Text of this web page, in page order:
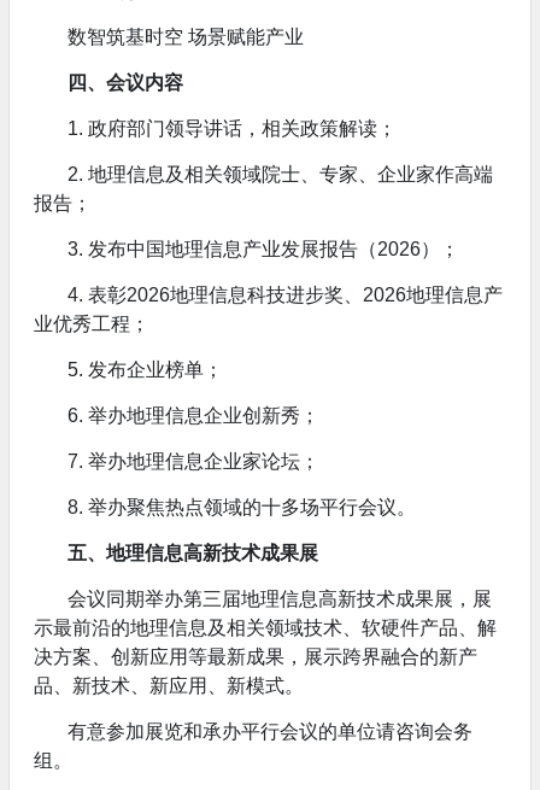
数智筑基时空 场景赋能产业
四、会议内容
1. 政府部门领导讲话，相关政策解读；
2. 地理信息及相关领域院士、专家、企业家作高端
报告；
3. 发布中国地理信息产业发展报告（2026）；
4. 表彰2026地理信息科技进步奖、2026地理信息产
业优秀工程；
5. 发布企业榜单；
6. 举办地理信息企业创新秀；
7. 举办地理信息企业家论坛；
8. 举办聚焦热点领域的十多场平行会议。
五、地理信息高新技术成果展
会议同期举办第三届地理信息高新技术成果展，展
示最前沿的地理信息及相关领域技术、软硬件产品、解
决方案、创新应用等最新成果，展示跨界融合的新产
品、新技术、新应用、新模式。
有意参加展览和承办平行会议的单位请咨询会务
组。